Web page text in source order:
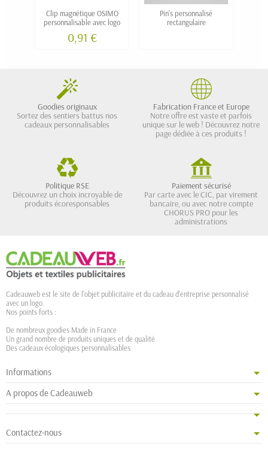
Clip magnétique OSIMO
personnalisable avec logo
0,91 €
Pin's personnalisé
rectangulaire
Goodies originaux
Sortez des sentiers battus nos
cadeaux personnalisables
Fabrication France et Europe
Notre offre est vaste et parfois
unique sur le web ! Découvrez notre
page dédiée à ces produits !
Politique RSE
Découvrez un choix incroyable de
produits écoresponsables
Paiement sécurisé
Par carte avec le CIC, par virement
bancaire, ou avec notre compte
CHORUS PRO pour les
administrations
Cadeauweb est le site de l'objet publicitaire et du cadeau d'entreprise personnalisé
avec un logo.
Nos points forts :
De nombreux goodies Made in France
Un grand nombre de produits uniques et de qualité
Des cadeaux écologiques personnalisables
Informations
A propos de Cadeauweb
Contactez-nous